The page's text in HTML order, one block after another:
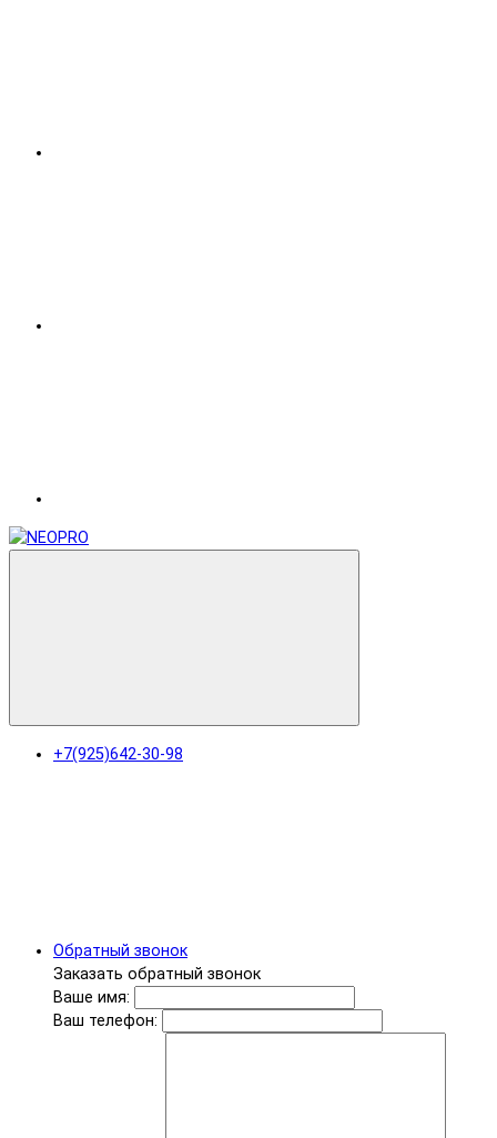
+7(925)642-30-98
Обратный звонок
Заказать обратный звонок
Ваше имя:
Ваш телефон: